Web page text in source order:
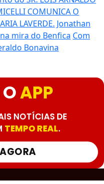
COMUNICA O
LAVERDE. Jonathan
mira do Benfica Com
Bonavina
APP
NOTÍCIAS DE
TEMPO REAL.